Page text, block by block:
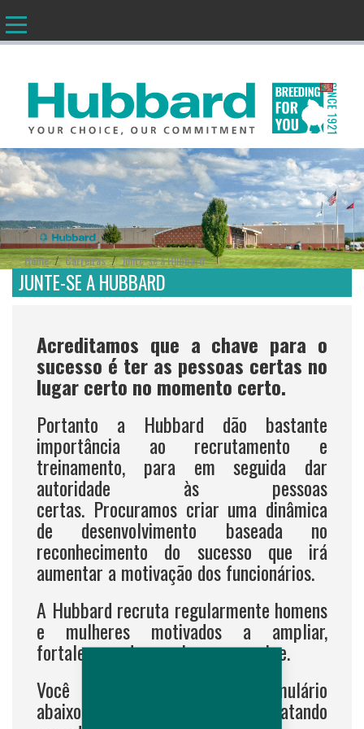
PT
Home/Carreiras/Junte-se à Hubbard
JUNTE-SE A HUBBARD
Acreditamos que a chave para o
sucesso é ter as pessoas certas no
lugar certo no momento certo.
Portanto a Hubbard dão bastante
importância ao recrutamento e
treinamento, para em seguida dar
autoridade às pessoas
certas. Procuramos criar uma dinâmica
de desenvolvimento baseada no
reconhecimento do sucesso que irá
aumentar a motivação dos funcionários.
A Hubbard recruta regularmente homens
e mulheres motivados a ampliar,
fortalecer e desenvolver sua equipe.
Você poderá preencher o formulário
abaixo se candidatando